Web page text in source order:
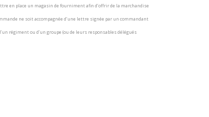
en place un magasin de fourniment afin d’offrir de la marchandise
ne soit accompagnée d’une lettre signée par un commandant
régiment ou d’un groupe (ou de leurs responsables délégués